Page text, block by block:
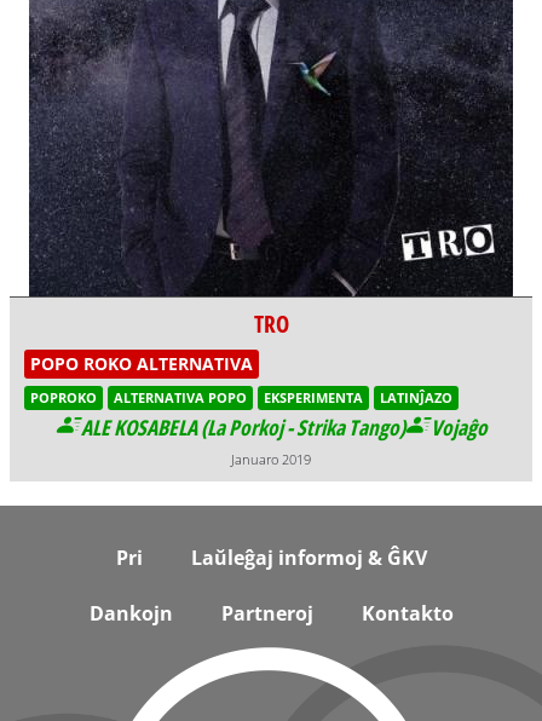
TRO
POPO ROKO ALTERNATIVA
POPROKO ALTERNATIVA POPO EKSPERIMENTA LATINĴAZO
ALE KOSABELA (La Porkoj - Strika Tango) Vojaĝo
Januaro 2019
Pri Laŭleĝaj informoj & ĜKV
Dankojn Partneroj Kontakto